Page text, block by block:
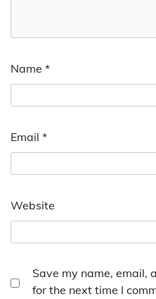
Name *
Email *
Website
Save my name, email,
for the next time I